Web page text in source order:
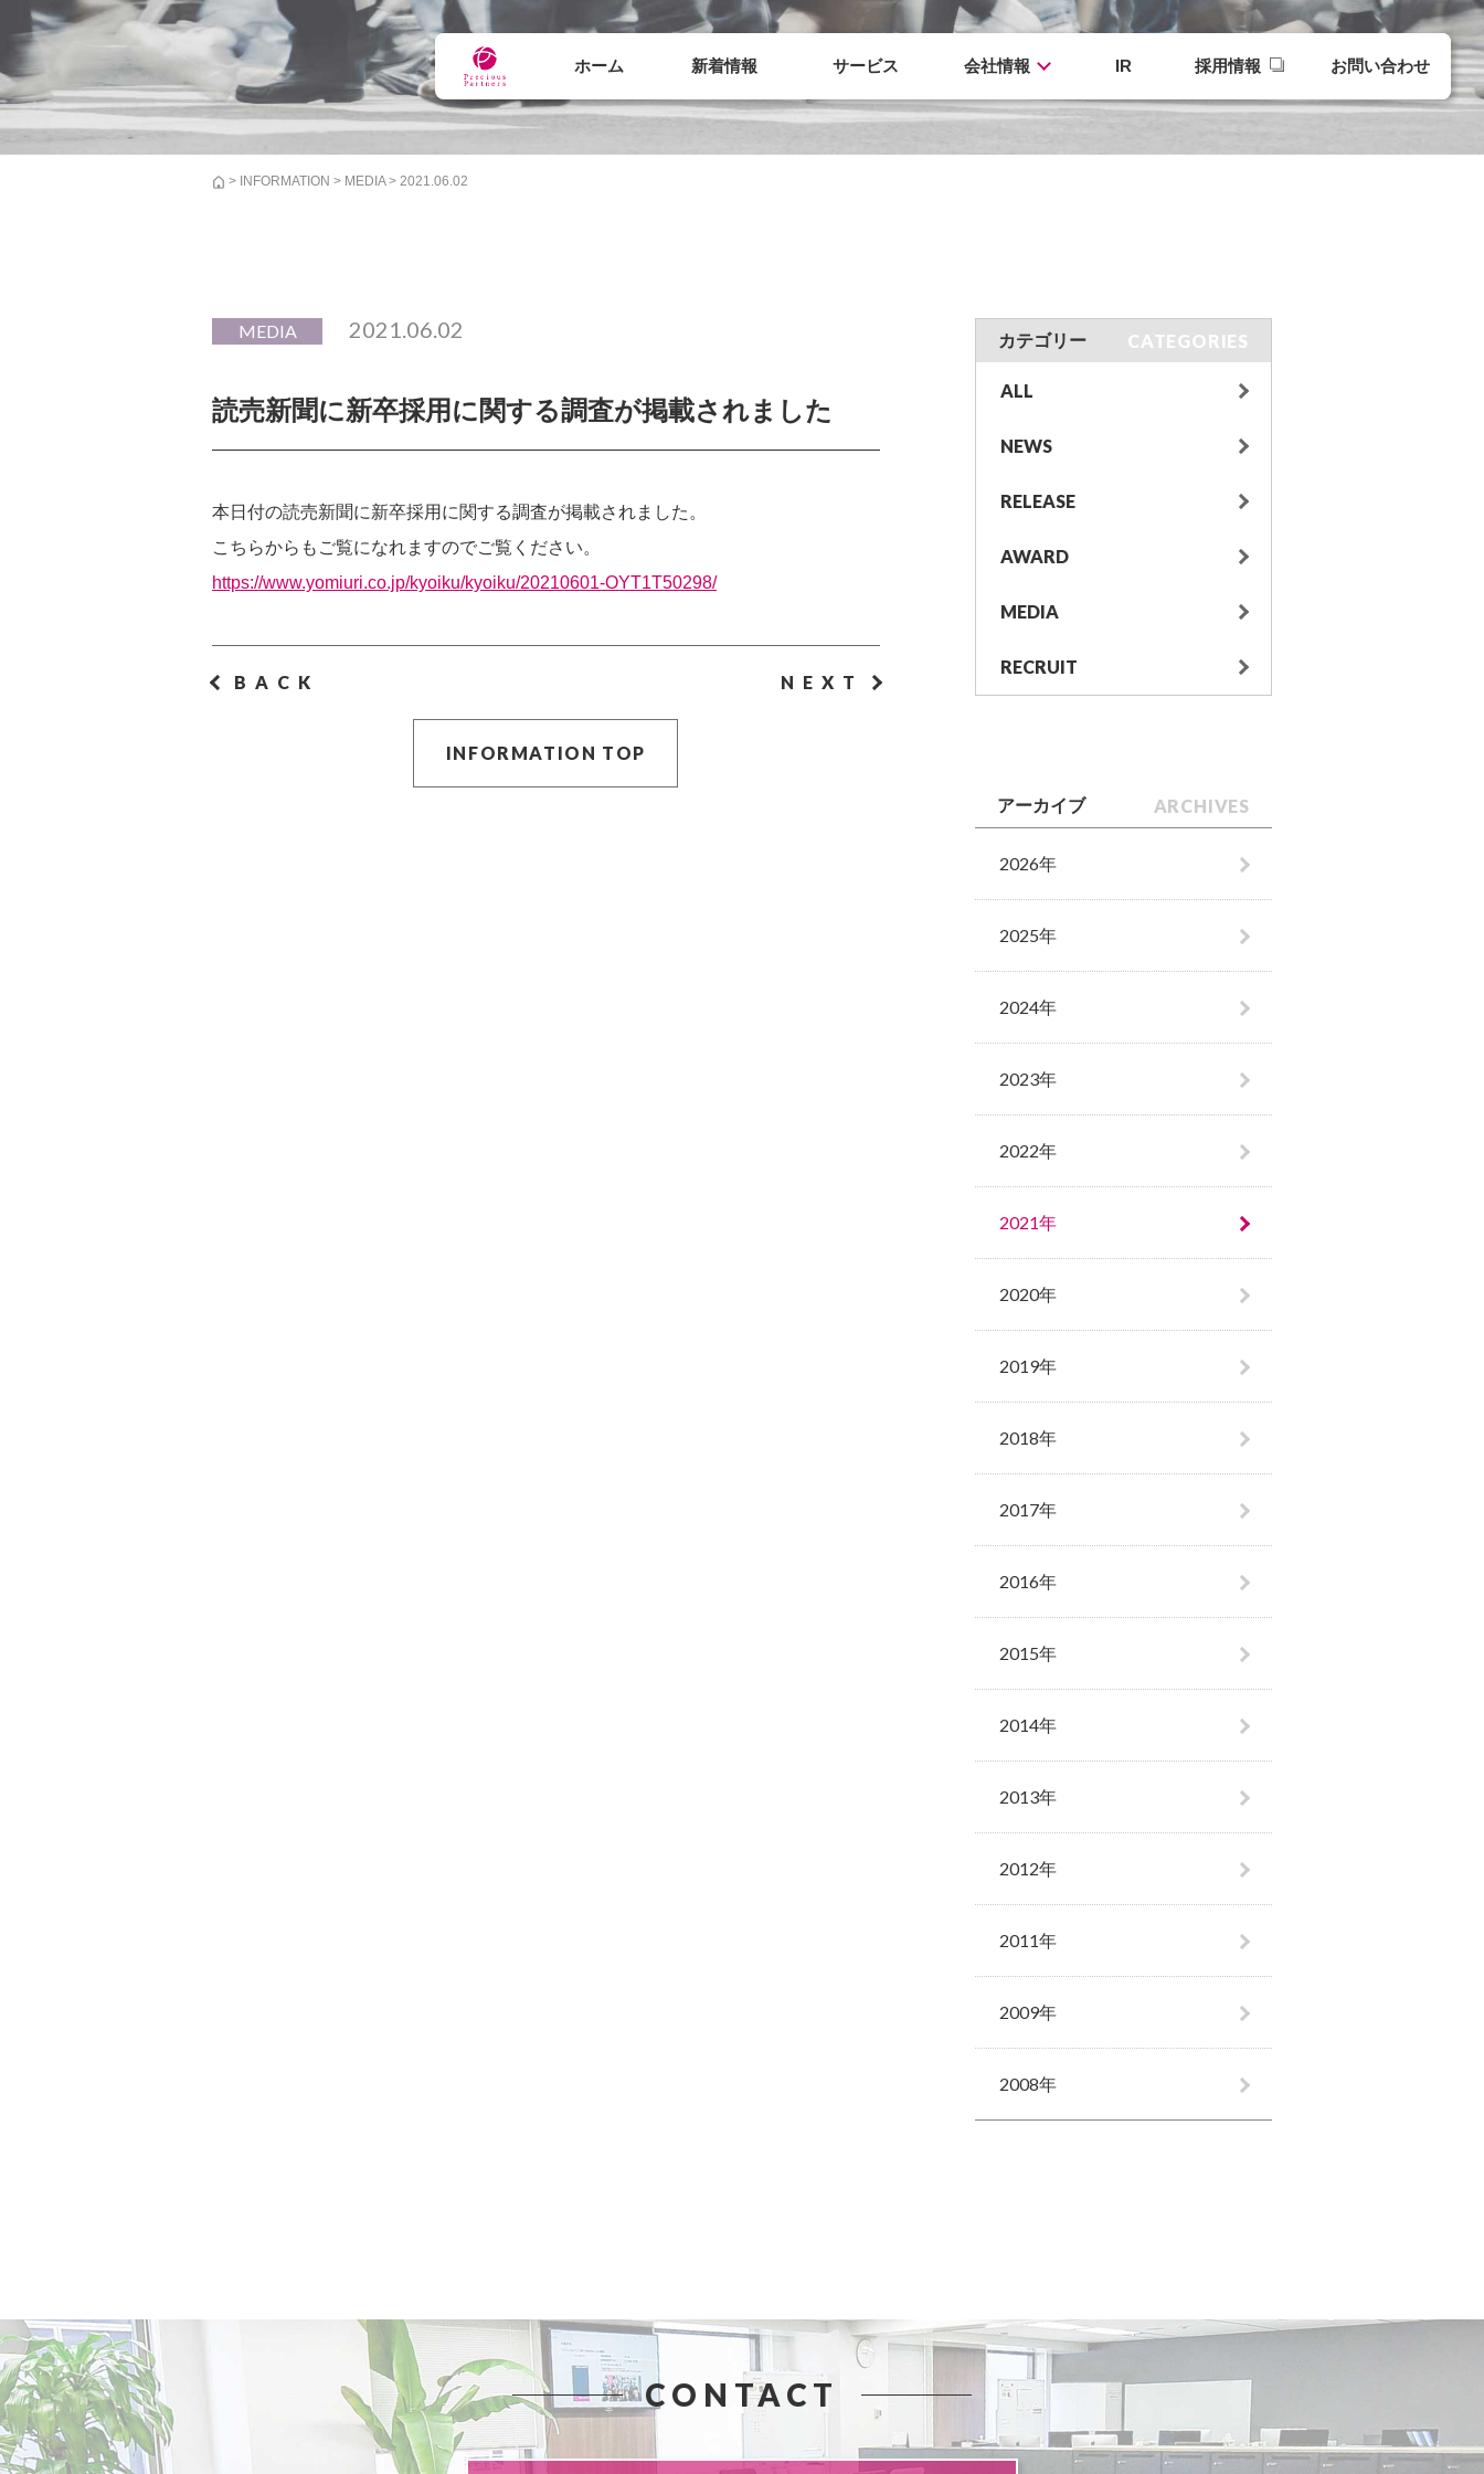
ホーム 新着情報 サービス 会社情報 IR 採用情報 お問い合わせ
> INFORMATION > MEDIA> 2021.06.02
MEDIA 2021.06.02
読売新聞に新卒採用に関する調査が掲載されました
本日付の読売新聞に新卒採用に関する調査が掲載されました。
こちらからもご覧になれますのでご覧ください。
https://www.yomiuri.co.jp/kyoiku/kyoiku/20210601-OYT1T50298/
BACK NEXT
INFORMATION TOP
カテゴリー CATEGORIES
ALL
NEWS
RELEASE
AWARD
MEDIA
RECRUIT
アーカイブ ARCHIVES
2026年
2025年
2024年
2023年
2022年
2021年
2020年
2019年
2018年
2017年
2016年
2015年
2014年
2013年
2012年
2011年
2009年
2008年
CONTACT